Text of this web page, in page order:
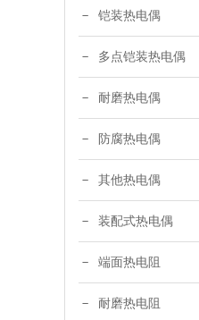
铠装热电偶
多点铠装热电偶
耐磨热电偶
防腐热电偶
其他热电偶
装配式热电偶
端面热电阻
耐磨热电阻